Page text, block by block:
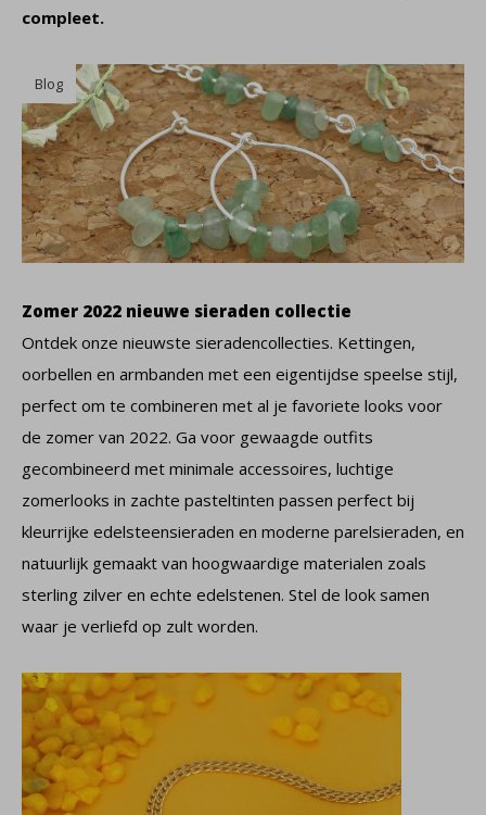
compleet.
Blog
Zomer 2022 nieuwe sieraden collectie
Ontdek onze nieuwste sieradencollecties. Kettingen,
oorbellen en armbanden met een eigentijdse speelse stijl,
perfect om te combineren met al je favoriete looks voor
de zomer van 2022. Ga voor gewaagde outfits
gecombineerd met minimale accessoires, luchtige
zomerlooks in zachte pasteltinten passen perfect bij
kleurrijke edelsteensieraden en moderne parelsieraden, en
natuurlijk gemaakt van hoogwaardige materialen zoals
sterling zilver en echte edelstenen. Stel de look samen
waar je verliefd op zult worden.